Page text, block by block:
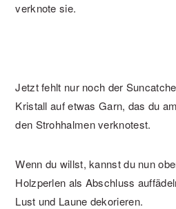
verknote sie.
Jetzt fehlt nur noch der
Kristall auf etwas Garn, das du
den Strohhalmen verknotest.
Wenn du willst, kannst du nun
Holzperlen als Abschluss
Lust und Laune dekorieren.